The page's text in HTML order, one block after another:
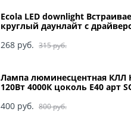
Ecola LED downlight
круглый даунлайт с
315 руб.
268 руб.
Лампа люминесцентная КЛЛ
120Вт 4000К цоколь Е40 арт
800 руб.
400 руб.